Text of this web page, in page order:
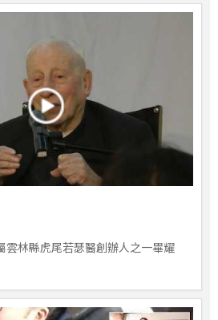
雲林縣虎尾若瑟醫創辦人之一畢耀